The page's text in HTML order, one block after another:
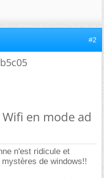
#2
en mode ad
n'est ridicule et
de windows!!